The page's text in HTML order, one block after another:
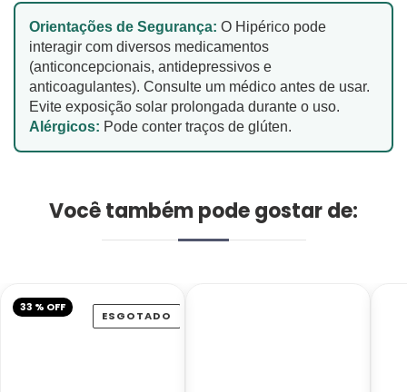
Orientações de Segurança: O Hipérico pode
interagir com diversos medicamentos
(anticoncepcionais, antidepressivos e
anticoagulantes). Consulte um médico antes de usar.
Evite exposição solar prolongada durante o uso.
Alérgicos: Pode conter traços de glúten.
Você também pode gostar de:
ESGOTADO
33 % OFF